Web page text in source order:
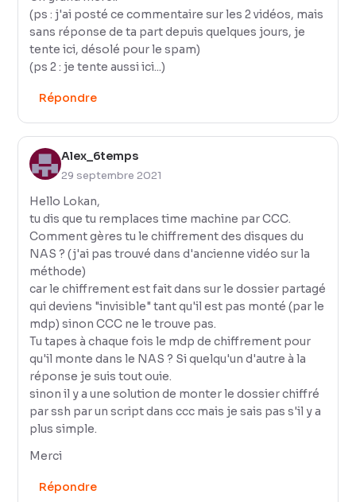
(ps : j'ai posté ce commentaire sur les 2 vidéos, mais
sans réponse de ta part depuis quelques jours, je
tente ici, désolé pour le spam)
(ps 2 : je tente aussi ici...)
Répondre
Alex_6temps
29 septembre 2021
Hello Lokan,
tu dis que tu remplaces time machine par CCC.
Comment gères tu le chiffrement des disques du
NAS ? (j'ai pas trouvé dans d'ancienne vidéo sur la
méthode)
car le chiffrement est fait dans sur le dossier partagé
qui deviens "invisible" tant qu'il est pas monté (par le
mdp) sinon CCC ne le trouve pas.
Tu tapes à chaque fois le mdp de chiffrement pour
qu'il monte dans le NAS ? Si quelqu'un d'autre à la
réponse je suis tout ouie.
sinon il y a une solution de monter le dossier chiffré
par ssh par un script dans ccc mais je sais pas s'il y a
plus simple.
Merci
Répondre